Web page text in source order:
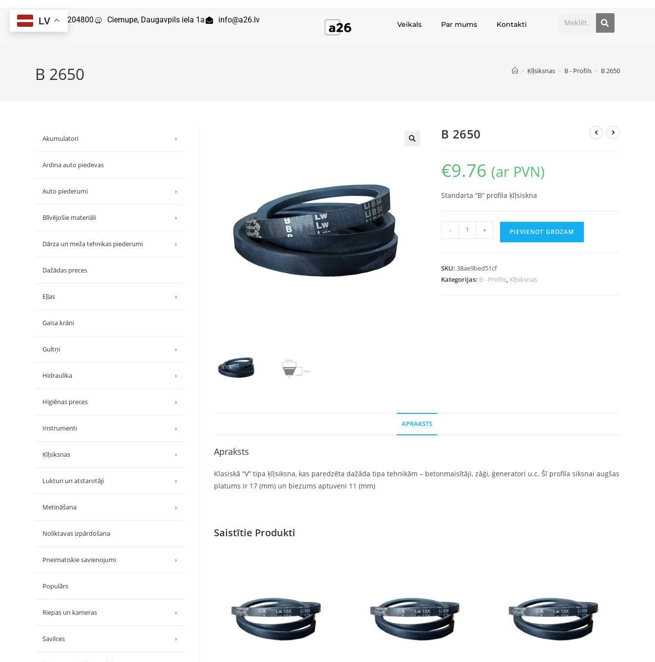
29204800 Ciemupe, Daugavpils iela 1a info@a26.lv Veikals Par mums Kontakti
B 2650 > Ķīļsiksnas > B - Profils > B 2650
B 2650
€9.76 (ar PVN)
Standarta “B” profila ķīļsiskna
- + PIEVIENOT GROZAM
SKU:38ae9bed51cf
Kategorijas: B - Profils, Ķīļsiksnas
APRAKSTS
Apraksts
Klasiskā “V” tipa ķīļsiksna, kas paredzēta dažāda tipa tehnikām – betonmaisītāji, zāģi, ģeneratori u.c. Šī profila siksnai augšas
platums ir 17 (mm) un biezums aptuveni 11 (mm)
Saistītie Produkti
Akumulatori ›
Ardina auto piedevas
Auto piederumi ›
Blīvējošie materiāli ›
Dārza un meža tehnikas piederumi ›
Dažādas preces
Eļļas ›
Gaisa krāni
Gultņi ›
Hidraulika ›
Higiēnas preces ›
Instrumenti ›
Ķīļsiksnas ›
Lukturi un atstarotāji ›
Metināšana ›
Noliktavas izpārdošana
Pneimatiskie savienojumi ›
Populārs
Riepas un kameras ›
Savilces ›
LV